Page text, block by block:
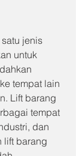
jenis
untuk
tempat lain
Lift barang
tempat
dan
lift barang